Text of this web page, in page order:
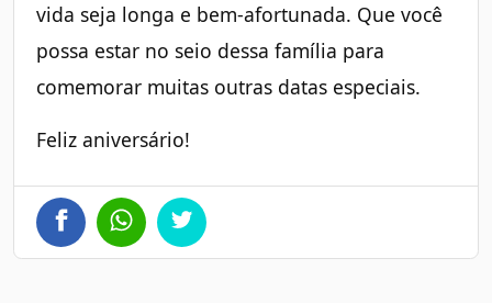
vida seja longa e bem-afortunada. Que você
possa estar no seio dessa família para
comemorar muitas outras datas especiais.
Feliz aniversário!